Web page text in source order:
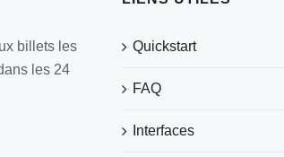
billets les
les 24
Quickstart
FAQ
Interfaces